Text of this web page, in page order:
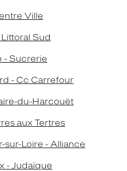
Ville
Sud
- Sucrerie
- Cc Carrefour
du-Harcouët
aux Tertres
sur-Loire - Alliance
- Judaïque